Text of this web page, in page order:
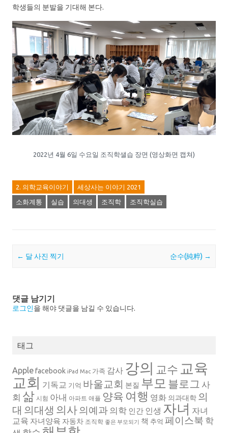
학생들의 분발을 기대해 본다.
2022년 4월 6일 수요일 조직학샐습 장면 (영상화면 캡쳐)
2. 의학교육이야기 세상사는 이야기 2021
소화계통 실습 의대생 조직학 조직학실습
Post navigation
← 달 사진 찍기 순수(純粹) →
댓글 남기기
로그인을 해야 댓글을 남길 수 있습니다.
태그
Applefacebook iPad Mac 가족 감사 강의 교수 교육
교회 기독교 기억 바울교회 본질 부모 블로그 사
회 삶 시험 아내 아파트 애플 양육 여행 영화 의과대학 의
대 의대생 의사의예과 의학 인간 인생 자녀 자녀
교육 자녀양육 자동차 조직학 좋은 부모되기 책 추억 페이스북 학